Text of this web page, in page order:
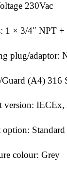
230Vac
1 × 3/4″ NPT
plug/adaptor:
Guard (A4) 316
version:
option:
colour: Grey